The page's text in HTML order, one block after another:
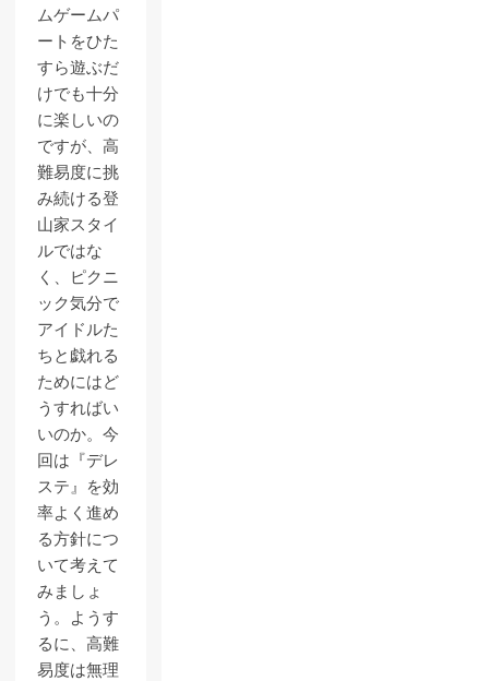
ムゲームパ
ートをひた
すら遊ぶだ
けでも十分
に楽しいの
ですが、高
難易度に挑
み続ける登
山家スタイ
ルではな
く、ピクニ
ック気分で
アイドルた
ちと戯れる
ためにはど
うすればい
いのか。今
回は『デレ
ステ』を効
率よく進め
る方針につ
いて考えて
みましょ
う。ようす
るに、高難
易度は無理